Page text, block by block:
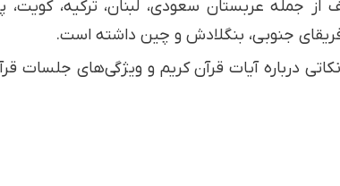
عربستان سعودی، لبنان، ترکیه، کویت،
آفریقای جنوبی، بنگلادش و چین داشته است.
درباره آیات قرآن کریم و ویژگی‌های